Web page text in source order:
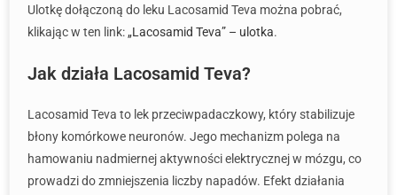
Ulotkę dołączoną do leku Lacosamid Teva można pobrać,
klikając w ten link: „Lacosamid Teva” – ulotka.
Jak działa Lacosamid Teva?
Lacosamid Teva to lek przeciwpadaczkowy, który stabilizuje
błony komórkowe neuronów. Jego mechanizm polega na
hamowaniu nadmiernej aktywności elektrycznej w mózgu, co
prowadzi do zmniejszenia liczby napadów. Efekt działania